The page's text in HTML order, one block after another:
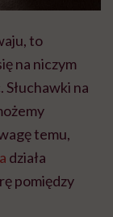
to
na niczym
Słuchawki na
temu,
działa
pomiędzy